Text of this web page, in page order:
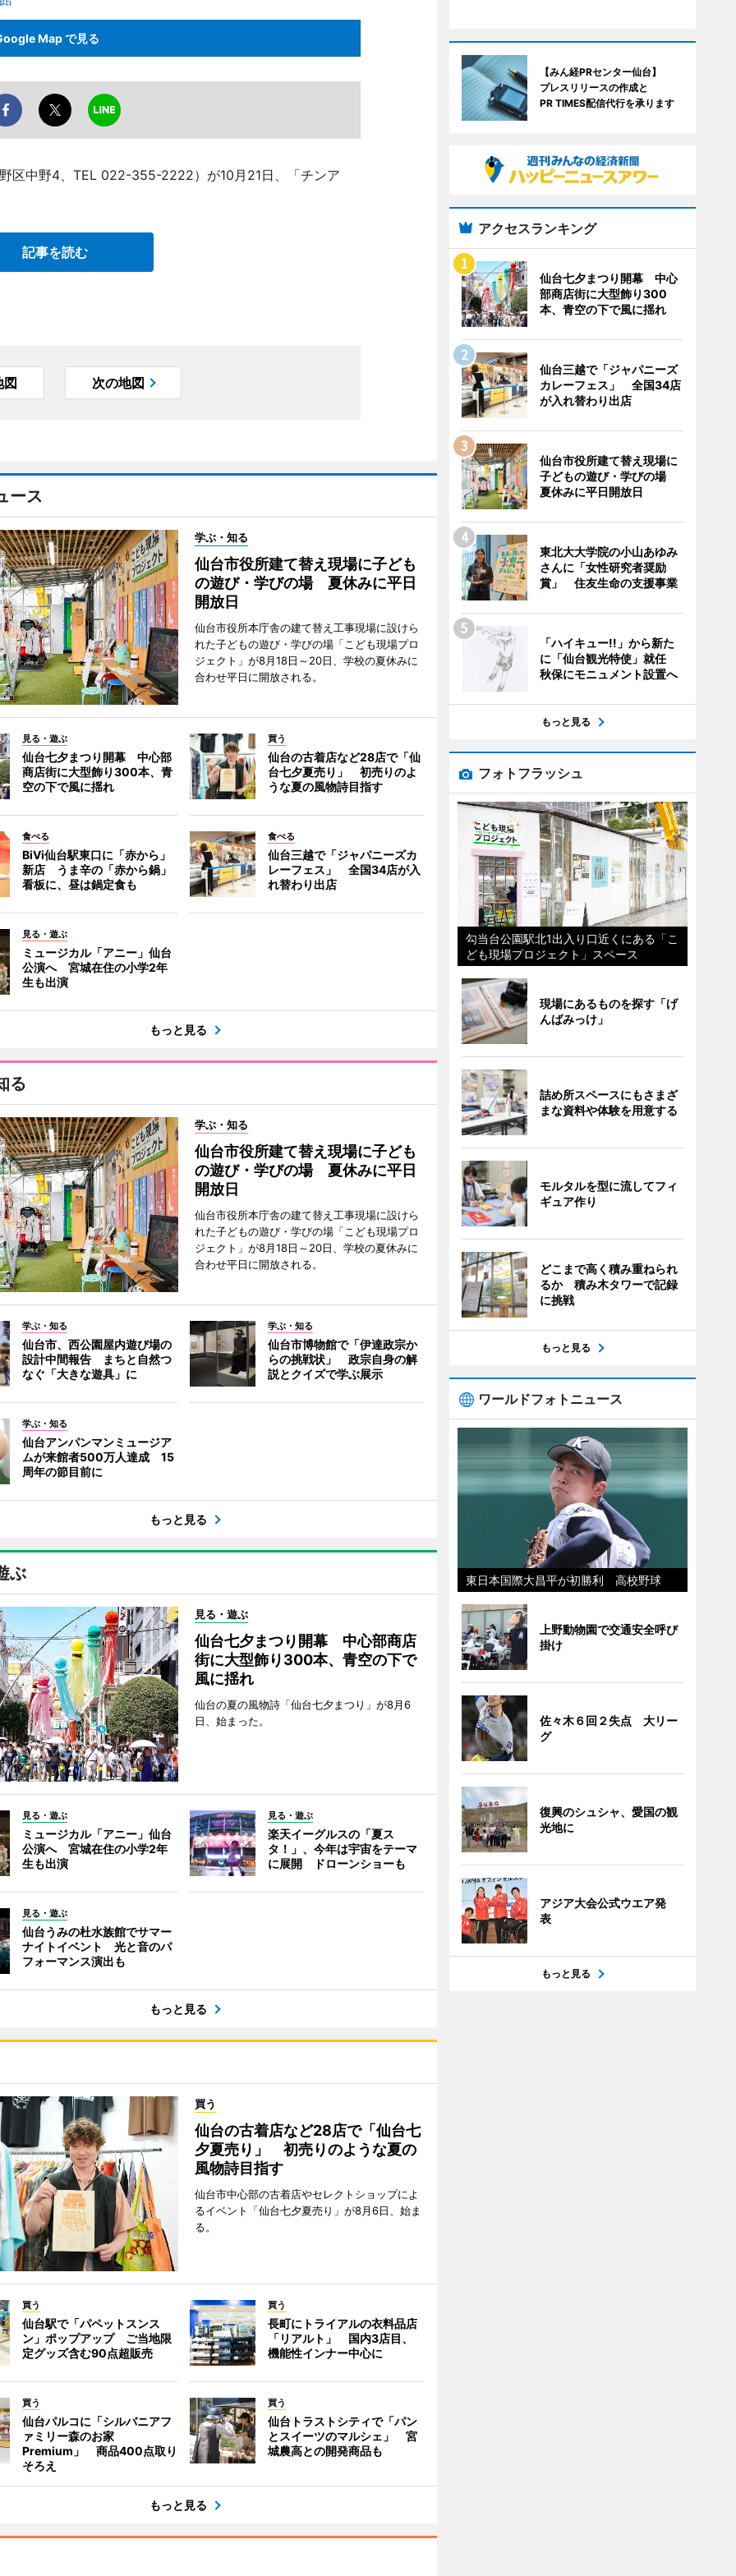
Map で見る
区中野4、TEL 022-355-2222）が10月21日、「チンア
記事を読む
図 次の地図
ース
学ぶ・知る
仙台市役所建て替え現場に子ども
の遊び・学びの場 夏休みに平日
開放日
仙台市役所本庁舎の建て替え工事現場に設けら
れた子どもの遊び・学びの場「こども現場プロ
ジェクト」が8月18日～20日、学校の夏休みに
合わせ平日に開放される。
見る・遊ぶ
仙台七夕まつり開幕 中心部
商店街に大型飾り300本、青
空の下で風に揺れ
買う
仙台の古着店など28店で「仙
台七夕夏売り」 初売りのよ
うな夏の風物詩目指す
食べる
BiVi仙台駅東口に「赤から」
新店 うま辛の「赤から鍋」
看板に、昼は鍋定食も
食べる
仙台三越で「ジャパニーズカ
レーフェス」 全国34店が入
れ替わり出店
見る・遊ぶ
ミュージカル「アニー」仙台
公演へ 宮城在住の小学2年
生も出演
もっと見る
る
学ぶ・知る
仙台市役所建て替え現場に子ども
の遊び・学びの場 夏休みに平日
開放日
仙台市役所本庁舎の建て替え工事現場に設けら
れた子どもの遊び・学びの場「こども現場プロ
ジェクト」が8月18日～20日、学校の夏休みに
合わせ平日に開放される。
学ぶ・知る
仙台市、西公園屋内遊び場の
設計中間報告 まちと自然つ
なぐ「大きな遊具」に
学ぶ・知る
仙台市博物館で「伊達政宗か
らの挑戦状」 政宗自身の解
説とクイズで学ぶ展示
学ぶ・知る
仙台アンパンマンミュージア
ムが来館者500万人達成 15
周年の節目前に
もっと見る
ぶ
見る・遊ぶ
仙台七夕まつり開幕 中心部商店
街に大型飾り300本、青空の下で
風に揺れ
仙台の夏の風物詩「仙台七夕まつり」が8月6
日、始まった。
見る・遊ぶ
ミュージカル「アニー」仙台
公演へ 宮城在住の小学2年
生も出演
見る・遊ぶ
楽天イーグルスの「夏ス
タ！」、今年は宇宙をテーマ
に展開 ドローンショーも
見る・遊ぶ
仙台うみの杜水族館でサマー
ナイトイベント 光と音のパ
フォーマンス演出も
もっと見る
買う
仙台の古着店など28店で「仙台七
夕夏売り」 初売りのような夏の
風物詩目指す
仙台市中心部の古着店やセレクトショップによ
るイベント「仙台七夕夏売り」が8月6日、始ま
る。
買う
仙台駅で「パペットスンス
ン」ポップアップ ご当地限
定グッズ含む90点超販売
買う
長町にトライアルの衣料品店
「リアルト」 国内3店目、
機能性インナー中心に
買う
仙台パルコに「シルバニアフ
ァミリー森のお家
Premium」 商品400点取り
そろえ
買う
仙台トラストシティで「パン
とスイーツのマルシェ」 宮
城農高との開発商品も
もっと見る
【みん経PRセンター仙台】
プレスリリースの作成と
PR TIMES配信代行を承ります
アクセスランキング
仙台七夕まつり開幕 中心
部商店街に大型飾り300
本、青空の下で風に揺れ
仙台三越で「ジャパニーズ
カレーフェス」 全国34店
が入れ替わり出店
仙台市役所建て替え現場に
子どもの遊び・学びの場
夏休みに平日開放日
東北大大学院の小山あゆみ
さんに「女性研究者奨励
賞」 住友生命の支援事業
「ハイキュー!!」から新た
に「仙台観光特使」就任
秋保にモニュメント設置へ
もっと見る
フォトフラッシュ
勾当台公園駅北1出入り口近くにある「こ
ども現場プロジェクト」スペース
現場にあるものを探す「げ
んばみっけ」
詰め所スペースにもさまざ
まな資料や体験を用意する
モルタルを型に流してフィ
ギュア作り
どこまで高く積み重ねられ
るか 積み木タワーで記録
に挑戦
もっと見る
ワールドフォトニュース
東日本国際大昌平が初勝利 高校野球
上野動物園で交通安全呼び
掛け
佐々木６回２失点 大リー
グ
復興のシュシャ、愛国の観
光地に
アジア大会公式ウエア発
表
もっと見る